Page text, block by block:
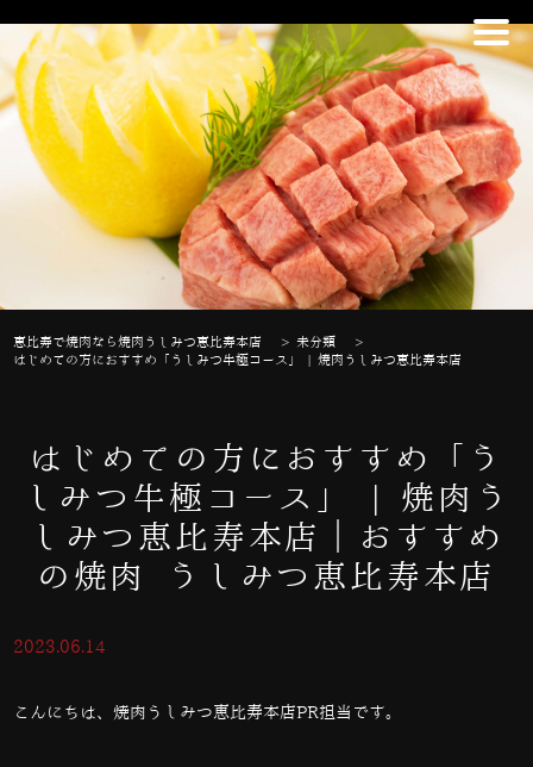
恵比寿で焼肉なら焼肉うしみつ恵比寿本店 >未分類
>
はじめての方におすすめ「うしみつ牛極コース」 | 焼肉うしみつ恵比寿本店
はじめての方におすすめ「う
しみつ牛極コース」 | 焼肉う
しみつ恵比寿本店｜おすすめ
の焼肉 うしみつ恵比寿本店
2023.06.14
こんにちは、焼肉うしみつ恵比寿本店PR担当です。